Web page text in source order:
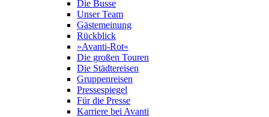
Die Busse
Unser Team
Gästemeinung
Rückblick
»Avanti-Rot«
Die großen Touren
Die Städtereisen
Gruppenreisen
Pressespiegel
Für die Presse
Karriere bei Avanti